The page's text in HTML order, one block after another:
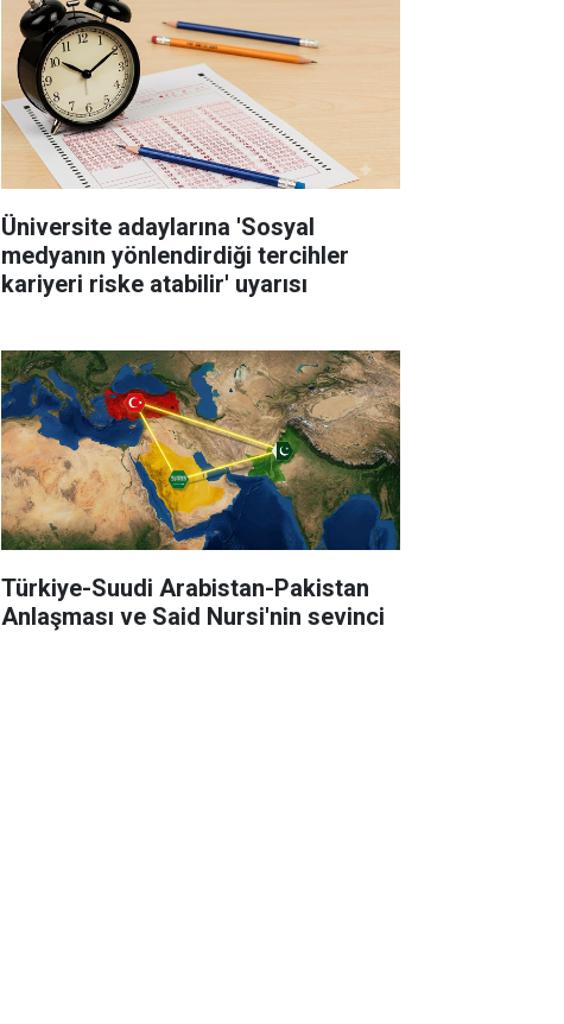
Üniversite adaylarına 'Sosyal
medyanın yönlendirdiği tercihler
kariyeri riske atabilir' uyarısı
Türkiye-Suudi Arabistan-Pakistan
Anlaşması ve Said Nursi'nin sevinci